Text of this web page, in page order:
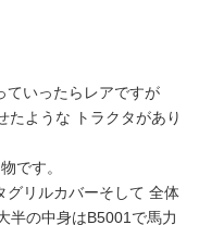
ていったらレアですが
たような トラクタがあり
です。
グリルカバーそして 全体
半の中身はB5001で馬力